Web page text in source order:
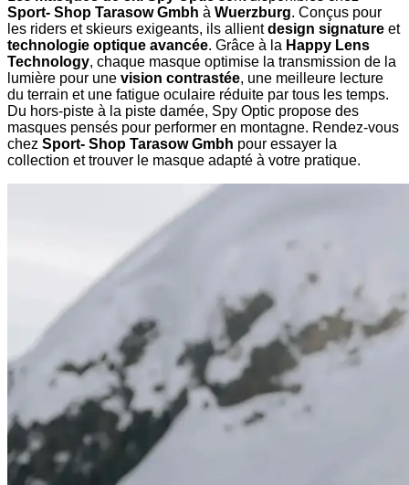
Sport- Shop Tarasow Gmbh à Wuerzburg. Conçus pour
les riders et skieurs exigeants, ils allientdesign signature et
technologie optique avancée. Grâce à la Happy Lens
Technology, chaque masque optimise la transmission de la
lumière pour une vision contrastée, une meilleure lecture
du terrain et une fatigue oculaire réduite par tous les temps.
Du hors-piste à la piste damée, Spy Optic propose des
masques pensés pour performer en montagne. Rendez-vous
chez Sport- Shop Tarasow Gmbh pour essayer la
collection et trouver le masque adapté à votre pratique.